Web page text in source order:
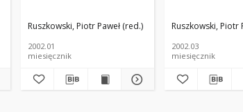
Ruszkowski, Piotr Paweł (red.)
2002.01
miesięcznik
Ruszkowski, Piotr
2002.03
miesięcznik